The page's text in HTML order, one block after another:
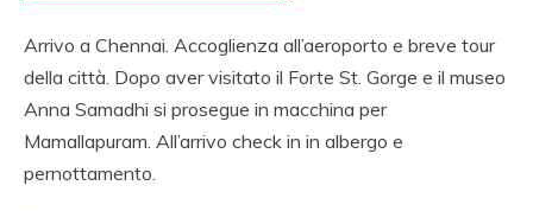
AGENZIA VIAGGI IN
SPECIALISTA
VIAGGIO INDIA,
Arrivo a Chennai. Accoglienza all’aeroporto e breve tour
della città. Dopo aver visitato il Forte St. Gorge e il museo
Anna Samadhi si prosegue in macchina per
Mamallapuram. All’arrivo check in in albergo e
pernottamento.